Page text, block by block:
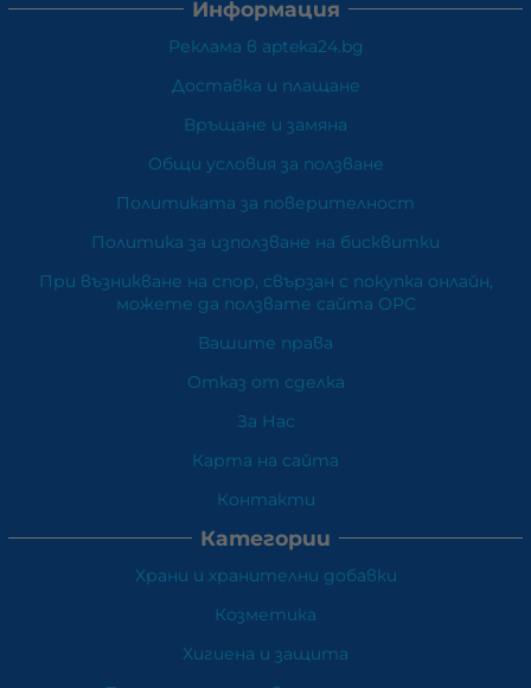
Информация
Реклама в apteka24.bg
Доставка и плащане
Връщане и замяна
Общи условия за ползване
Политиката за поверителност
Политика за използване на бисквитки
При възникване на спор, свързан с покупка онлайн,
можете да ползвате сайта ОРС
Вашите права
Отказ от сделка
За Нас
Карта на сайта
Контакти
Категории
Храни и хранителни добавки
Козметика
Хигиена и защита